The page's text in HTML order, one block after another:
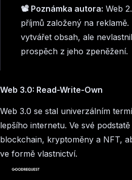
📽️ Poznámka autora: Web
příjmů založený na
vytvářet obsah, ale
prospěch z jeho zpeněžení.
Web 3.0: Read-Write-Own
Web 3.0 se stal univerzálním
lepšího internetu. Ve své
blockchain, kryptoměny a NFT,
ve formě vlastnictví.